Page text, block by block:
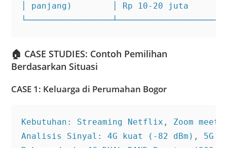
│ panjang)        │ Rp 10-20 juta
🏠 CASE STUDIES: Contoh Pemilihan
Berdasarkan Situasi
CASE 1: Keluarga di Perumahan Bogor
Kebutuhan: Streaming Netflix, Zoom
Analisis Sinyal: 4G kuat (-82 dBm), 5G